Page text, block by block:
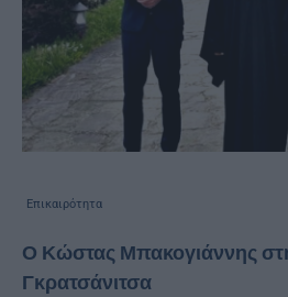
Επικαιρότητα
Ο Κώστας Μπακογιάννης
Γκρατσάνιτσα